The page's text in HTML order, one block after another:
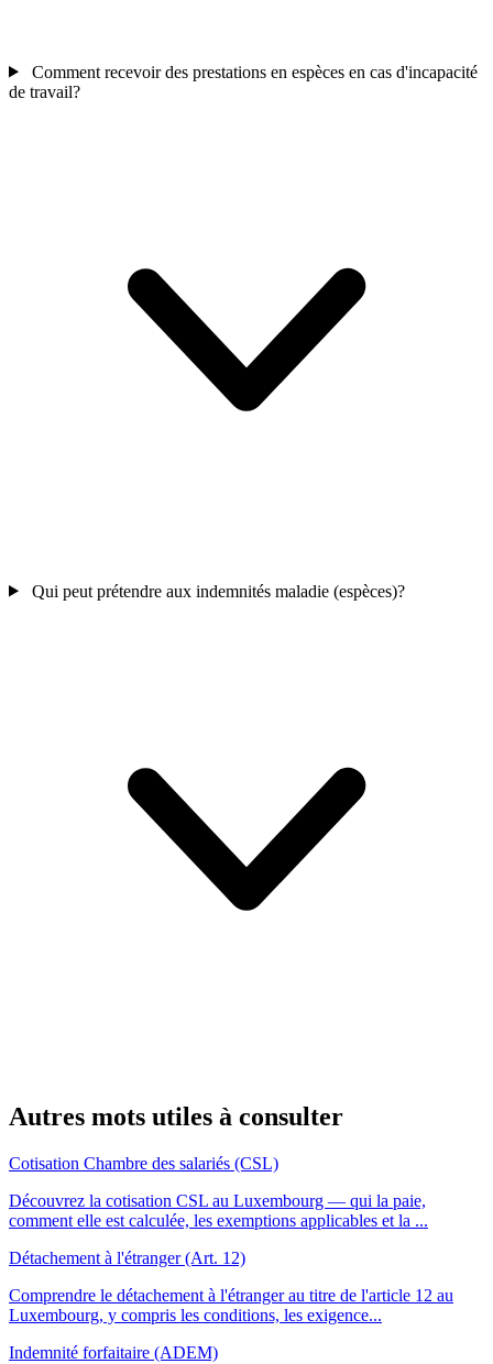
Comment recevoir des prestations en espèces en cas d'incapacité
de travail?
Qui peut prétendre aux indemnités maladie (espèces)?
Autres mots utiles à consulter
Cotisation Chambre des salariés (CSL)
Découvrez la cotisation CSL au Luxembourg — qui la paie,
comment elle est calculée, les exemptions applicables et la ...
Détachement à l'étranger (Art. 12)
Comprendre le détachement à l'étranger au titre de l'article 12 au
Luxembourg, y compris les conditions, les exigence...
Indemnité forfaitaire (ADEM)